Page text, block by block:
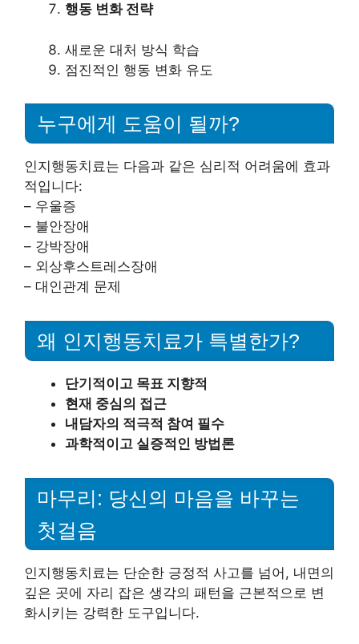
행동 변화 전략
새로운 대처 방식 학습
점진적인 행동 변화 유도
누구에게 도움이 될까?
인지행동치료는 다음과 같은 심리적 어려움에 효과
적입니다:
– 우울증
– 불안장애
– 강박장애
– 외상후스트레스장애
– 대인관계 문제
왜 인지행동치료가 특별한가?
단기적이고 목표 지향적
현재 중심의 접근
내담자의 적극적 참여 필수
과학적이고 실증적인 방법론
마무리: 당신의 마음을 바꾸는
첫걸음
인지행동치료는 단순한 긍정적 사고를 넘어, 내면의
깊은 곳에 자리 잡은 생각의 패턴을 근본적으로 변
화시키는 강력한 도구입니다.